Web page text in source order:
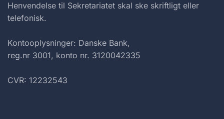
Henvendelse til Sekretariatet skal ske skriftligt eller
telefonisk.
Kontooplysninger: Danske Bank,
reg.nr 3001, konto nr. 3120042335
CVR: 12232543